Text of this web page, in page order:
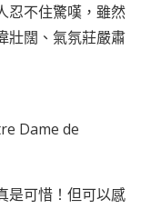
忍不住驚嘆，雖然
壯闊、氣氛莊嚴肅
Dame de
是可惜！但可以感